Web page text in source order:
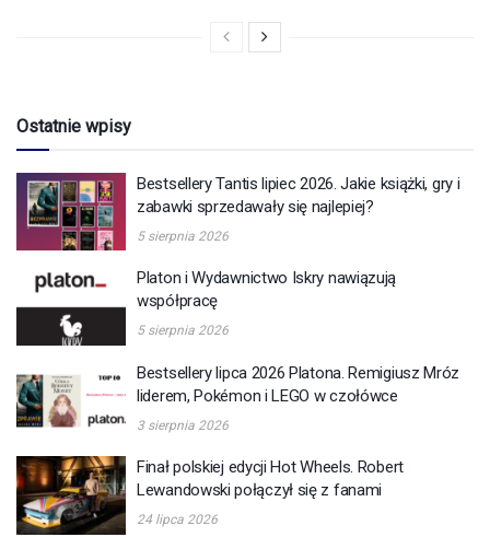
Ostatnie wpisy
Bestsellery Tantis lipiec 2026. Jakie książki, gry i
zabawki sprzedawały się najlepiej?
5 sierpnia 2026
Platon i Wydawnictwo Iskry nawiązują
współpracę
5 sierpnia 2026
Bestsellery lipca 2026 Platona. Remigiusz Mróz
liderem, Pokémon i LEGO w czołówce
3 sierpnia 2026
Finał polskiej edycji Hot Wheels. Robert
Lewandowski połączył się z fanami
24 lipca 2026